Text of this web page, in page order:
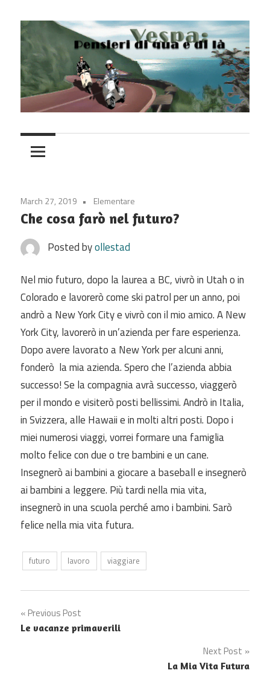
to
content
Vespa
March 27, 2019 Elementare
Che cosa farò nel futuro?
Posted byollestad
Nel mio futuro, dopo la laurea a BC, vivrò in Utah o in
Colorado e lavorerò come ski patrol per un anno, poi
andrò a New York City e vivrò con il mio amico. A New
York City, lavorerò in un’azienda per fare esperienza.
Dopo avere lavorato a New York per alcuni anni,
fonderò la mia azienda. Spero che l’azienda abbia
successo! Se la compagnia avrà successo, viaggerò
per il mondo e visiterò posti bellissimi. Andrò in Italia,
in Svizzera, alle Hawaii e in molti altri posti. Dopo i
miei numerosi viaggi, vorrei formare una famiglia
molto felice con due o tre bambini e un cane.
Insegnerò ai bambini a giocare a baseball e insegnerò
ai bambini a leggere. Più tardi nella mia vita,
insegnerò in una scuola perché amo i bambini. Sarò
felice nella mia vita futura.
futuro lavoro viaggiare
Post
navigation
Previous Post
Le vacanze primaverili
Next Post
La Mia Vita Futura